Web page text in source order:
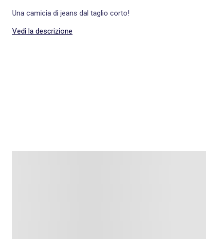
Una camicia di jeans dal taglio corto!
Vedi la descrizione